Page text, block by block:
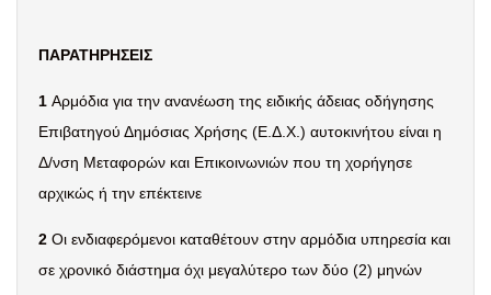
ΠΑΡΑΤΗΡΗΣΕΙΣ
1 Αρμόδια για την ανανέωση της ειδικής άδειας οδήγησης
Επιβατηγού Δημόσιας Χρήσης (Ε.Δ.Χ.) αυτοκινήτου είναι η
Δ/νση Μεταφορών και Επικοινωνιών που τη χορήγησε
αρχικώς ή την επέκτεινε
2 Οι ενδιαφερόμενοι καταθέτουν στην αρμόδια υπηρεσία και
σε χρονικό διάστημα όχι μεγαλύτερο των δύο (2) μηνών